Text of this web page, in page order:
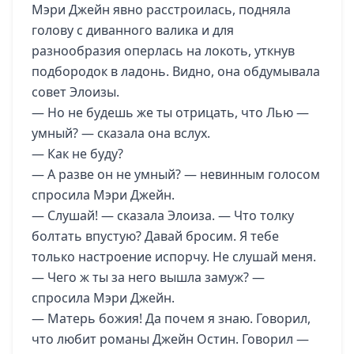
Мэри Джейн явно расстроилась, подняла
голову с диванного валика и для
разнообразия оперлась на локоть, уткнув
подбородок в ладонь. Видно, она обдумывала
совет Элоизы.
— Но не будешь же ты отрицать, что Лью —
умный? — сказала она вслух.
— Как не буду?
— А разве он не умный? — невинным голосом
спросила Мэри Джейн.
— Слушай! — сказала Элоиза. — Что толку
болтать впустую? Давай бросим. Я тебе
только настроение испорчу. Не слушай меня.
— Чего ж ты за него вышла замуж? —
спросила Мэри Джейн.
— Матерь божия! Да почем я знаю. Говорил,
что любит романы Джейн Остин. Говорил —